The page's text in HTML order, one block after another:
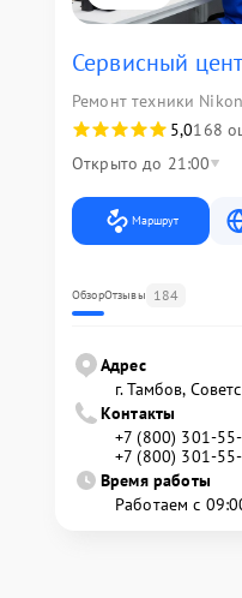
Сервисный
Ремонт техники Nikon
5,0168
Открыто до 21:00
Маршрут
ОбзорОтзывы 184
Адрес
г. Тамбов,
Контакты
+7 (800) 301-
+7 (800) 301-
Время работы
Работаем с